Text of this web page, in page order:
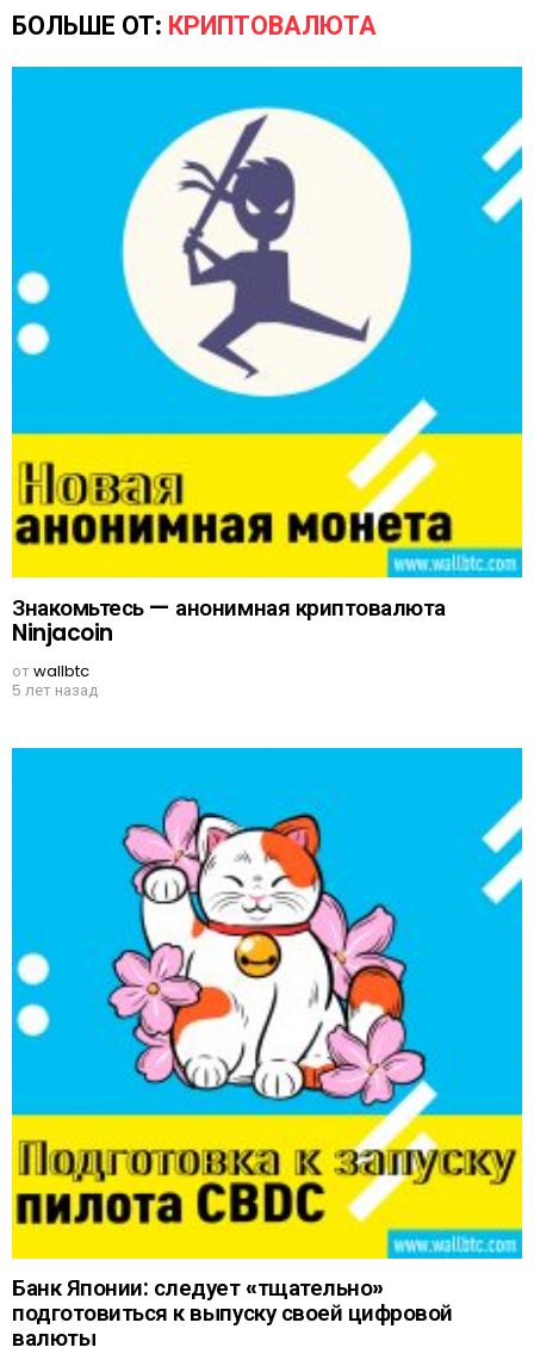
БОЛЬШЕ ОТ: КРИПТОВАЛЮТА
Знакомьтесь — анонимная криптовалюта
Ninjacoin
отwallbtc
5 лет назад
Банк Японии: следует «тщательно»
подготовиться к выпуску своей цифровой
валюты